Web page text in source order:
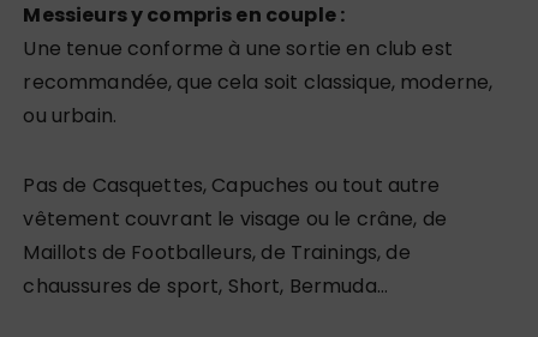
Messieurs y compris en couple :
Une tenue conforme à une sortie en club est
recommandée, que cela soit classique, moderne,
ou urbain.
Pas de Casquettes, Capuches ou tout autre
vêtement couvrant le visage ou le crâne, de
Maillots de Footballeurs, de Trainings, de
chaussures de sport, Short, Bermuda…